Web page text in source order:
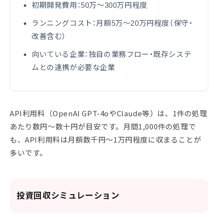
初期開発費用：50万〜300万円程度
ランニングコスト：月額5万〜20万円程度（保守・
改善含む）
向いている企業：独自の業務フロー・既存システ
ムとの連携が必要な企業
API利用料（OpenAI GPT-4oやClaude等）は、1件の処理
あたり数円〜数十円が目安です。月間1,000件の処理で
も、API利用料は月額数千円〜1万円程度に収まることが
多いです。
投資回収シミュレーション